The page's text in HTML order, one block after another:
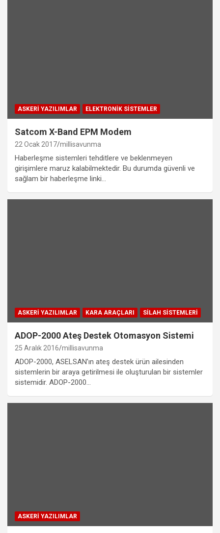
ASKERI YAZILIMLAR ELEKTRONIK SISTEMLER
Satcom X-Band EPM Modem
22 Ocak 2017 millisavunma
Haberleşme sistemleri tehditlere ve beklenmeyen
girişimlere maruz kalabilmektedir. Bu durumda güvenli ve
sağlam bir haberleşme linki…
ASKERI YAZILIMLAR KARA ARAÇLARI SILAH SISTEMLERI
ADOP-2000 Ateş Destek Otomasyon Sistemi
25 Aralık 2016 millisavunma
ADOP-2000, ASELSAN’ın ateş destek ürün ailesinden
sistemlerin bir araya getirilmesi ile oluşturulan bir sistemler
sistemidir. ADOP-2000…
ASKERI YAZILIMLAR